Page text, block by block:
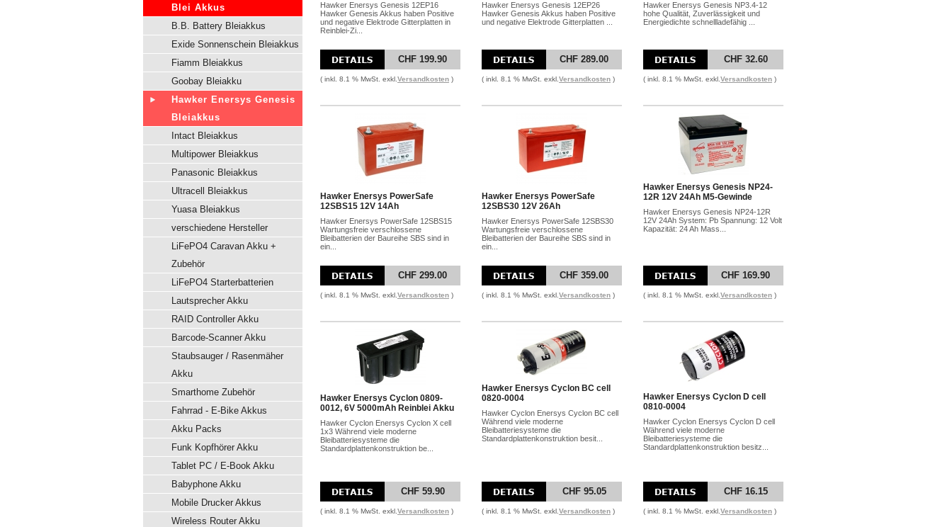
Blei Akkus
B.B. Battery Bleiakkus
Exide Sonnenschein Bleiakkus
Fiamm Bleiakkus
Goobay Bleiakku
Hawker Enersys Genesis
Bleiakkus
Intact Bleiakkus
Multipower Bleiakkus
Panasonic Bleiakkus
Ultracell Bleiakkus
Yuasa Bleiakkus
verschiedene Hersteller
LiFePO4 Caravan Akku +
Zubehör
LiFePO4 Starterbatterien
Lautsprecher Akku
RAID Controller Akku
Barcode-Scanner Akku
Staubsauger / Rasenmäher
Akku
Smarthome Zubehör
Fahrrad - E-Bike Akkus
Akku Packs
Funk Kopfhörer Akku
Tablet PC / E-Book Akku
Babyphone Akku
Mobile Drucker Akkus
Wireless Router Akku
Hawker Enersys Genesis 12EP16
Hawker Genesis Akkus haben Positive
und negative Elektrode Gitterplatten in
Reinblei-Zi...
CHF 199.90
( inkl. 8.1 % MwSt. exkl. Versandkosten )
Hawker Enersys Genesis 12EP26
Hawker Genesis Akkus haben Positive
und negative Elektrode Gitterplatten ...
CHF 289.00
( inkl. 8.1 % MwSt. exkl. Versandkosten )
Hawker Enersys Genesis NP3.4-12
hohe Qualität, Zuverlässigkeit und
Energiedichte schnellladefähig ...
CHF 32.60
( inkl. 8.1 % MwSt. exkl. Versandkosten )
Hawker Enersys PowerSafe
12SBS15 12V 14Ah
Hawker Enersys PowerSafe 12SBS15
Wartungsfreie verschlossene
Bleibatterien der Baureihe SBS sind in
ein...
CHF 299.00
( inkl. 8.1 % MwSt. exkl. Versandkosten )
Hawker Enersys PowerSafe
12SBS30 12V 26Ah
Hawker Enersys PowerSafe 12SBS30
Wartungsfreie verschlossene
Bleibatterien der Baureihe SBS sind in
ein...
CHF 359.00
( inkl. 8.1 % MwSt. exkl. Versandkosten )
Hawker Enersys Genesis NP24-
12R 12V 24Ah M5-Gewinde
Hawker Enersys Genesis NP24-12R
12V 24Ah System: Pb Spannung: 12 Volt
Kapazität: 24 Ah Mass...
CHF 169.90
( inkl. 8.1 % MwSt. exkl. Versandkosten )
Hawker Enersys Cyclon 0809-
0012, 6V 5000mAh Reinblei Akku
Hawker Cyclon Enersys Cyclon X cell
1x3 Während viele moderne
Bleibatteriesysteme die
Standardplattenkonstruktion be...
CHF 59.90
( inkl. 8.1 % MwSt. exkl. Versandkosten )
Hawker Enersys Cyclon BC cell
0820-0004
Hawker Cyclon Enersys Cyclon BC cell
Während viele moderne
Bleibatteriesysteme die
Standardplattenkonstruktion besit...
CHF 95.05
( inkl. 8.1 % MwSt. exkl. Versandkosten )
Hawker Enersys Cyclon D cell
0810-0004
Hawker Cyclon Enersys Cyclon D cell
Während viele moderne
Bleibatteriesysteme die
Standardplattenkonstruktion besitz...
CHF 16.15
( inkl. 8.1 % MwSt. exkl. Versandkosten )